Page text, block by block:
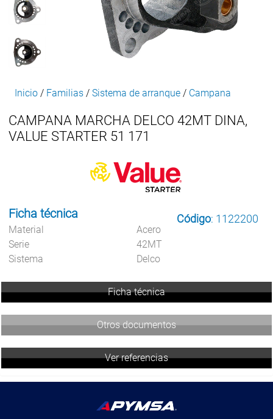
Inicio / Familias / Sistema de arranque / Campana
CAMPANA MARCHA DELCO 42MT DINA,
VALUE STARTER 51 171
Código: 1122200
Ficha técnica
Material
Acero
Serie
42MT
Sistema
Delco
Ficha técnica
Otros documentos
Ver referencias